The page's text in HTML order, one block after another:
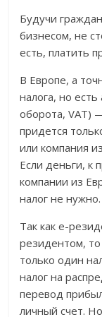
Будучи
бизнесом, не
есть, платить
В Европе, а
налога, но
оборота, VAT)
придется
или компания
Если деньги, к
компании из
налог не нужно.
Так как е-
резидентом, то
только один
налог на
перевод
личный счет.